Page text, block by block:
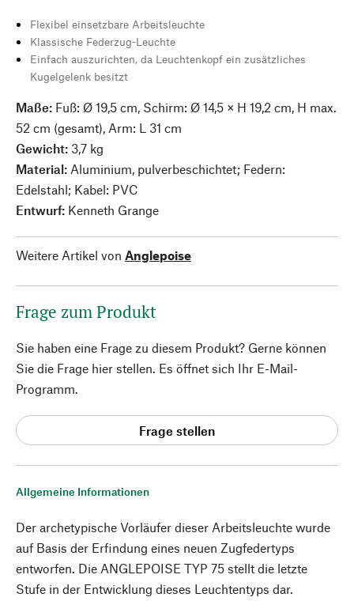
Allgemeine Informationen
Der archetypische Vorläufer dieser Arbeitsleuchte wurde
auf Basis der Erfindung eines neuen Zugfedertyps
entworfen. Die ANGLEPOISE TYP 75 stellt die letzte
Stufe in der Entwicklung dieses Leuchtentyps dar.
Flexibel einsetzbare Arbeitsleuchte
Klassische Federzug-Leuchte
Einfach auszurichten, da Leuchtenkopf ein zusätzliches
Kugelgelenk besitzt
Maße: Fuß: Ø 19,5 cm, Schirm: Ø 14,5 × H 19,2 cm, H max.
52 cm (gesamt), Arm: L 31 cm
Gewicht: 3,7 kg
Material: Aluminium, pulverbeschichtet; Federn:
Edelstahl; Kabel: PVC
Entwurf: Kenneth Grange
Weitere Artikel von Anglepoise
Frage zum Produkt
Sie haben eine Frage zu diesem Produkt? Gerne können
Sie die Frage hier stellen. Es öffnet sich Ihr E-Mail-
Programm.
Frage stellen